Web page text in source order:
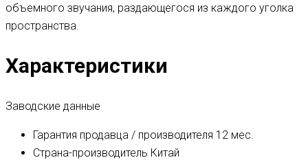
объемного звучания, раздающегося из каждого уголка
пространства.
Характеристики
Заводские данные
Гарантия продавца / производителя 12 мес.
Страна-производитель Китай